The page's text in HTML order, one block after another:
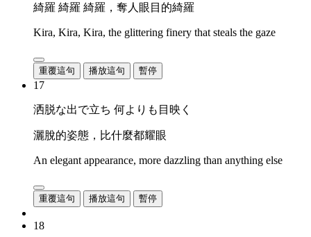
綺羅 綺羅 綺羅，奪人眼目的綺羅
Kira, Kira, Kira, the glittering finery that steals the gaze
重覆這句 播放這句 暫停
17
洒脱な出で立ち 何よりも目映く
灑脫的姿態，比什麼都耀眼
An elegant appearance, more dazzling than anything else
重覆這句 播放這句 暫停
18